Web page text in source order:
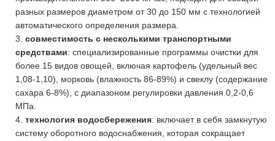
разных размеров диаметром от 30 до 150 мм с технологией
автоматического определения размера.
3. совместимость с несколькими транспортными
средствами: специализированные программы очистки для
более 15 видов овощей, включая картофель (удельный вес
1,08-1,10), морковь (влажность 86-89%) и свеклу (содержание
сахара 6-8%), с диапазоном регулировки давления 0,2-0,6
МПа.
4. технология водосбережения: включает в себя замкнутую
систему оборотного водоснабжения, которая сокращает